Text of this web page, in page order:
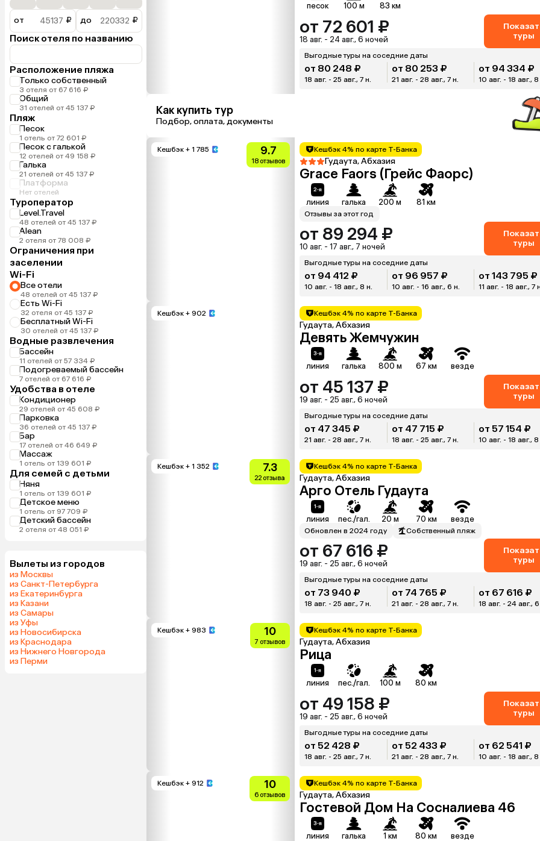
от ₽ до ₽
Поиск отеля по названию
Расположение пляжа
Только собственный
3 отеля от 67 616 ₽
Общий
31 отелей от 45 137 ₽
Пляж
Песок
1 отель от 72 601 ₽
Песок с галькой
12 отелей от 49 158 ₽
Галька
21 отелей от 45 137 ₽
Платформа
Нет отелей
Туроператор
Level.Travel
48 отелей от 45 137 ₽
Alean
2 отеля от 78 008 ₽
Ограничения при
заселении
Wi-Fi
Все отели
48 отелей от 45 137 ₽
Есть Wi-Fi
32 отеля от 45 137 ₽
Бесплатный Wi-Fi
30 отелей от 45 137 ₽
Водные развлечения
Бассейн
11 отелей от 57 334 ₽
Подогреваемый бассейн
7 отелей от 67 616 ₽
Удобства в отеле
Кондиционер
29 отелей от 45 608 ₽
Парковка
36 отелей от 45 137 ₽
Бар
17 отелей от 46 649 ₽
Массаж
1 отель от 139 601 ₽
Для семей с детьми
Няня
1 отель от 139 601 ₽
Детское меню
1 отель от 97 709 ₽
Детский бассейн
2 отеля от 48 051 ₽
Вылеты из городов
из Москвы
из Санкт-Петербурга
из Екатеринбурга
из Казани
из Самары
из Уфы
из Новосибирска
из Краснодара
из Нижнего Новгорода
из Перми
песок 100 м 83 км
от 72 601 ₽
18 авг. - 24 авг., 6 ночей
туры
Выгодные туры на соседние даты
от 80 248 ₽
18 авг. - 25 авг., 7 н.
от 80 253 ₽
21 авг. - 28 авг., 7 н.
от 94 334 ₽
10 авг. - 18 авг.,
Как купить тур
Подбор, оплата, документы
Кешбэк + 1 785 9.7
18 отзывов
Кешбэк 4% по карте Т-Банка
Гудаута, Абхазия
Grace Faors (Грейс Фаорс)
линия галька 200 м 81 км
Отзывы за этот год
от 89 294 ₽
10 авг. - 17 авг., 7 ночей
туры
Выгодные туры на соседние даты
от 94 412 ₽
10 авг. - 18 авг., 8 н.
от 96 957 ₽
10 авг. - 16 авг., 6 н.
от 143 795 ₽
11 авг. - 18 авг., 7
Кешбэк + 902 Кешбэк 4% по карте Т-Банка
Гудаута, Абхазия
Девять Жемчужин
линия галька 800 м 67 км везде
от 45 137 ₽
19 авг. - 25 авг., 6 ночей
туры
Выгодные туры на соседние даты
от 47 345 ₽
21 авг. - 28 авг., 7 н.
от 47 715 ₽
18 авг. - 25 авг., 7 н.
от 57 154 ₽
10 авг. - 18 авг.,
Кешбэк + 1 352 7.3
22 отзыва
Кешбэк 4% по карте Т-Банка
Гудаута, Абхазия
Арго Отель Гудаута
линия пес./гал. 20 м 70 км везде
Обновлен в 2024 году Собственный пляж
от 67 616 ₽
19 авг. - 25 авг., 6 ночей
туры
Выгодные туры на соседние даты
от 73 940 ₽
18 авг. - 25 авг., 7 н.
от 74 765 ₽
21 авг. - 28 авг., 7 н.
от 67 616 ₽
18 авг. - 24 авг.,
Кешбэк + 983 10
7 отзывов
Кешбэк 4% по карте Т-Банка
Гудаута, Абхазия
Рица
линия пес./гал. 100 м 80 км
от 49 158 ₽
19 авг. - 25 авг., 6 ночей
туры
Выгодные туры на соседние даты
от 52 428 ₽
18 авг. - 25 авг., 7 н.
от 52 433 ₽
21 авг. - 28 авг., 7 н.
от 62 541 ₽
10 авг. - 18 авг.,
Кешбэк + 912 10
6 отзывов
Кешбэк 4% по карте Т-Банка
Гудаута, Абхазия
Гостевой Дом На Сосналиева 46
линия галька 1 км 80 км везде